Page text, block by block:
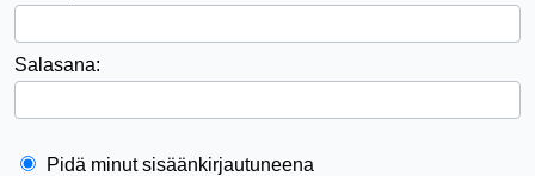
Salasana:
Pidä minut sisäänkirjautuneena